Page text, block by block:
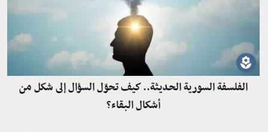
الفلسفة السورية الحديثة.. كيف تحوّل السؤال إلى شكل من
أشكال البقاء؟